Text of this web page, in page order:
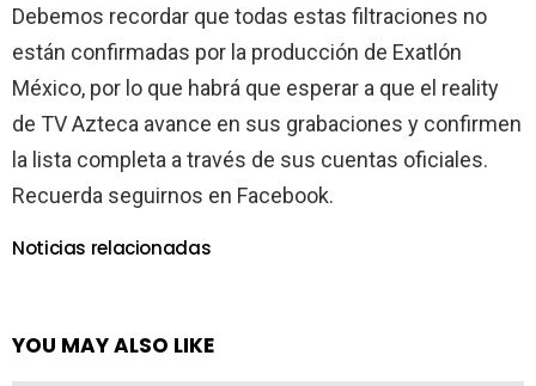
Debemos recordar que todas estas filtraciones no
están confirmadas por la producción de Exatlón
México, por lo que habrá que esperar a que el reality
de TV Azteca avance en sus grabaciones y confirmen
la lista completa a través de sus cuentas oficiales.
Recuerda seguirnos en Facebook.
Noticias relacionadas
YOU MAY ALSO LIKE